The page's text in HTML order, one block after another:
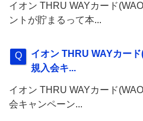
イオン THRU WAYカード
ントが貯まるって本...
イオン THRU WAYカー
規入会キ...
イオン THRU WAYカード
会キャンペーン...